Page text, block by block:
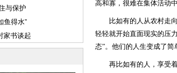
高和寡，很难在集体活动
比如有的人从农村走向
轻轻就开始直面现实的压
态”。他们的人生变成了简
再比如有的人，享受着